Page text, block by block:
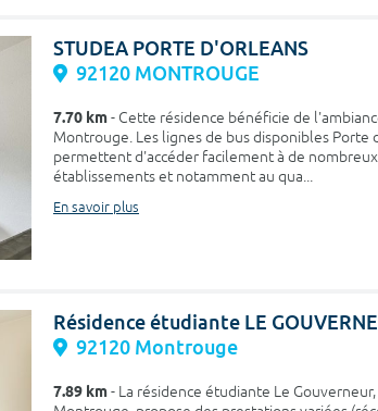
STUDEA PORTE D'ORLEANS
92120 MONTROUGE
7.70 km- Cette résidence bénéficie de
Montrouge. Les lignes de bus disponibles Porte
permettent d'accéder facilement à de nombreux
établissements et notamment au qua...
En savoir plus
Résidence étudiante LE
92120 Montrouge
7.89 km- La résidence étudiante Le